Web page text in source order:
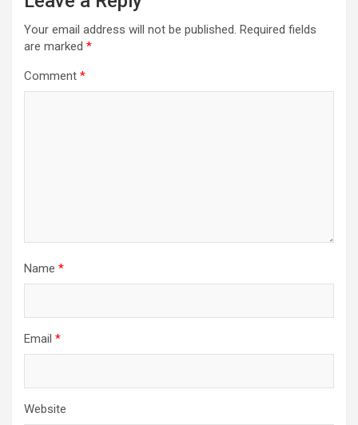
Your email address will not be published. Required fields
are marked *
Comment *
Name *
Email *
Website